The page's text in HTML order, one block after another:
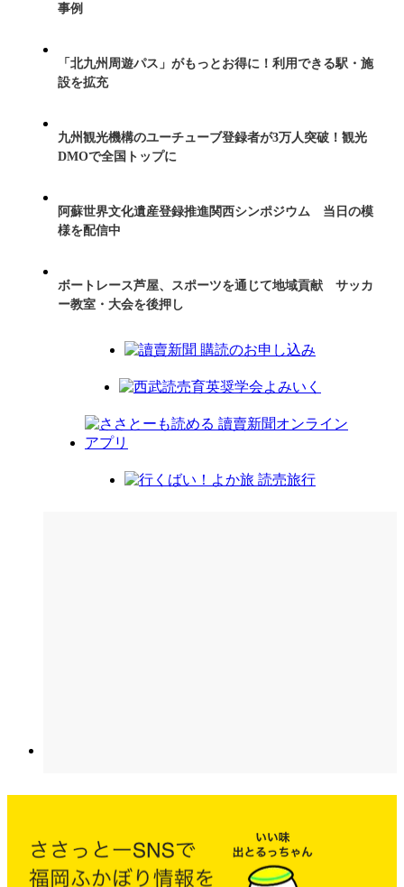
事例
「北九州周遊パス」がもっとお得に！利用できる駅・施
設を拡充
九州観光機構のユーチューブ登録者が3万人突破！観光
DMOで全国トップに
阿蘇世界文化遺産登録推進関西シンポジウム 当日の模
様を配信中
ボートレース芦屋、スポーツを通じて地域貢献 サッカ
ー教室・大会を後押し